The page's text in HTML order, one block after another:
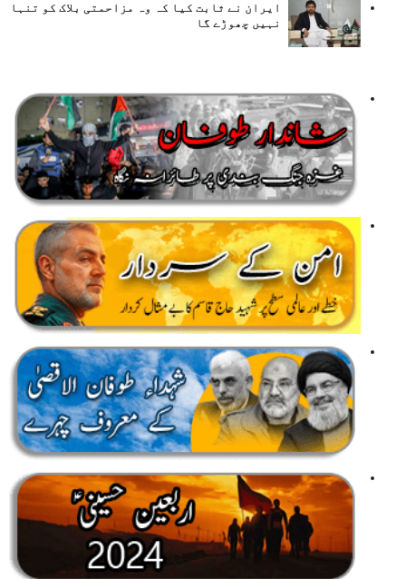
ایران نے ثابت کیا کہ وہ مزاحمتی بلاک کو تنہا
نہیں چھوڑے گا